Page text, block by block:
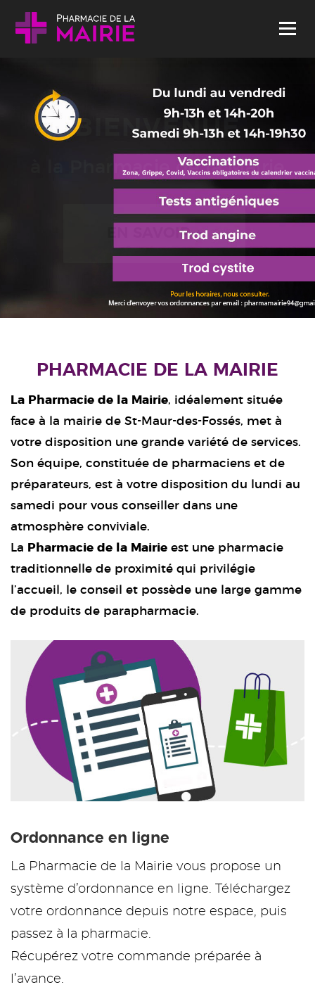
Skip to content
Menu
BIENVENUE
à la Pharmacie de la Mairie
EN SAVOIR +
PHARMACIE DE LA MAIRIE
La Pharmacie de la Mairie, idéalement située
face à la mairie de St-Maur-des-Fossés, met à
votre disposition une grande variété de services.
Son équipe, constituée de pharmaciens et de
préparateurs, est à votre disposition du lundi au
samedi pour vous conseiller dans une
atmosphère conviviale.
La
Pharmacie de la Mairie est une pharmacie
traditionnelle de proximité qui privilégie
l’accueil, le conseil et possède une large gamme
de produits de parapharmacie.
Ordonnance en ligne
La Pharmacie de la Mairie vous propose un
système d’ordonnance en ligne. Téléchargez
votre ordonnance depuis notre espace, puis
passez à la pharmacie.
Récupérez votre commande préparée à
l’avance.